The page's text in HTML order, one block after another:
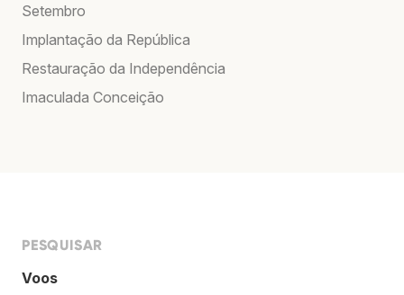
Setembro
Implantação da República
Restauração da Independência
Imaculada Conceição
PESQUISAR
Voos